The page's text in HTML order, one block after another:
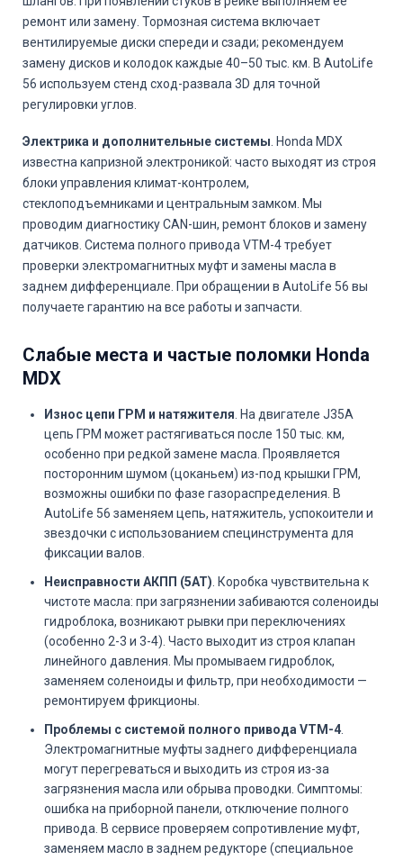
ремонт или замену. Тормозная система включает
вентилируемые диски спереди и сзади; рекомендуем
замену дисков и колодок каждые 40–50 тыс. км. В AutoLife
56 используем стенд сход-развала 3D для точной
регулировки углов.
Электрика и дополнительные системы . Honda MDX
известна капризной электроникой: часто выходят из строя
блоки управления климат-контролем,
стеклоподъемниками и центральным замком. Мы
проводим диагностику CAN-шин, ремонт блоков и замену
датчиков. Система полного привода VTM-4 требует
проверки электромагнитных муфт и замены масла в
заднем дифференциале. При обращении в AutoLife 56 вы
получаете гарантию на все работы и запчасти.
Слабые места и частые поломки Honda
MDX
Износ цепи ГРМ и натяжителя . На двигателе J35A
цепь ГРМ может растягиваться после 150 тыс. км,
особенно при редкой замене масла. Проявляется
посторонним шумом (цоканьем) из-под крышки ГРМ,
возможны ошибки по фазе газораспределения. В
AutoLife 56 заменяем цепь, натяжитель, успокоители и
звездочки с использованием специнструмента для
фиксации валов.
Неисправности АКПП (5AT) . Коробка чувствительна к
чистоте масла: при загрязнении забиваются соленоиды
гидроблока, возникают рывки при переключениях
(особенно 2-3 и 3-4). Часто выходит из строя клапан
линейного давления. Мы промываем гидроблок,
заменяем соленоиды и фильтр, при необходимости —
ремонтируем фрикционы.
Проблемы с системой полного привода VTM-4
Электромагнитные муфты заднего дифференциала
могут перегреваться и выходить из строя из-за
загрязнения масла или обрыва проводки. Симптомы:
ошибка на приборной панели, отключение полного
привода. В сервисе проверяем сопротивление муфт,
заменяем масло в заднем редукторе (специальное